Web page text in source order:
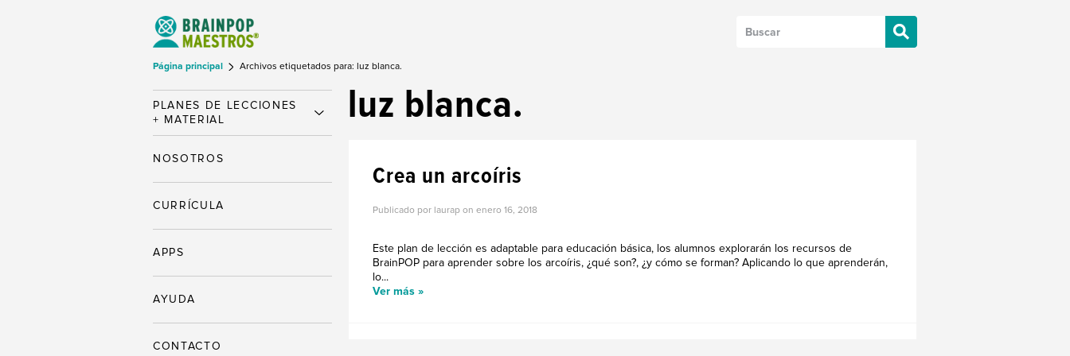
Página principal Archivos etiquetados para: luz blanca.
luz blanca.
Crea un arcoíris
Publicado por laurap on enero 16, 2018
Este plan de lección es adaptable para educación básica, los alumnos explorarán los recursos de
BrainPOP para aprender sobre los arcoíris, ¿qué son?, ¿y cómo se forman? Aplicando lo que aprenderán,
lo...
Ver más »
PLANES DE LECCIONES
+ MATERIAL
NOSOTROS
CURRÍCULA
APPS
AYUDA
CONTACTO